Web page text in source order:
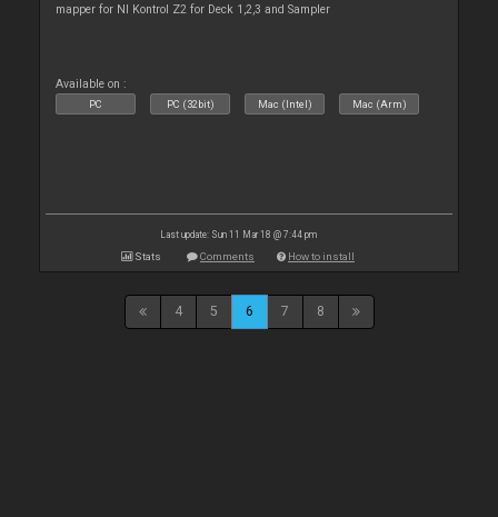
mapper for NI Kontrol Z2 for Deck 1,2,3 and Sampler
Available on :
PC PC (32bit) Mac (Intel) Mac (Arm)
Last update: Sun 11 Mar 18 @ 7:44 pm
Stats Comments How to install
4 5 6 7 8